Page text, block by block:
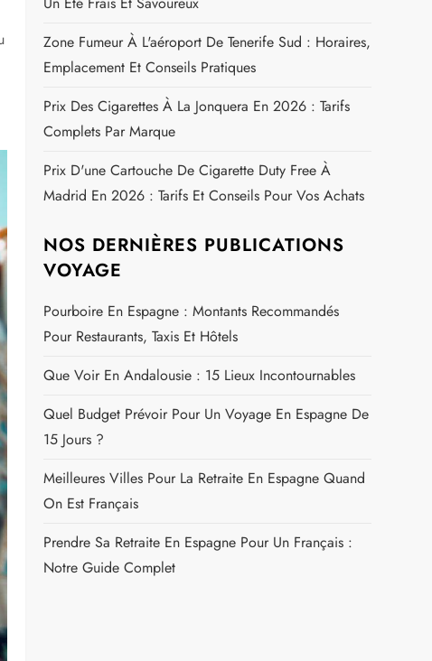
Prix Des Cigarettes Aux Canaries En 2026 :
Comparatif Avec La France Et L'Espagne
Prix De L'alcool En Espagne : Guide Des Achats À La
Frontière Espagnole
Équipement Obligatoire Voiture En Espagne : Ce
Gaspacho Traditionnel : La Recette Authentique Pour
Un Été Frais Et Savoureux
Zone Fumeur À L'aéroport De Tenerife Sud : Horaires,
Emplacement Et Conseils Pratiques
Prix Des Cigarettes À La Jonquera En 2026 : Tarifs
Complets Par Marque
Prix D'une Cartouche De Cigarette Duty Free À
Madrid En 2026 : Tarifs Et Conseils Pour Vos Achats
NOS DERNIÈRES PUBLICATIONS
VOYAGE
Pourboire En Espagne : Montants Recommandés